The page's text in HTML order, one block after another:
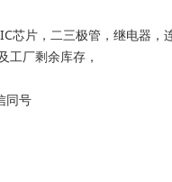
芯片，二三极管，继电器，
工厂剩余库存，
同号